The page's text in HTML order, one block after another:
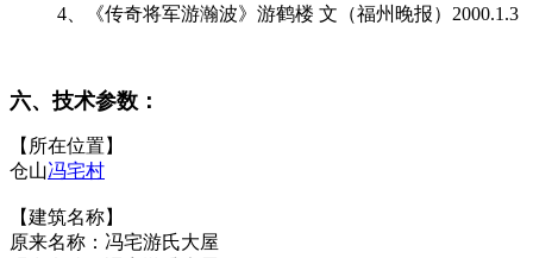
4、《传奇将军游瀚波》游鹤楼 文（福州晚报）2000.1.3
六、技术参数：
【所在位置】
仓山冯宅村
【建筑名称】
原来名称：冯宅游氏大屋